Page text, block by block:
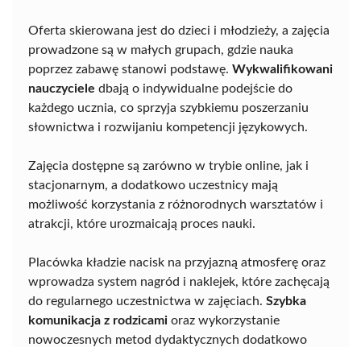
Oferta skierowana jest do dzieci i młodzieży, a zajęcia
prowadzone są w małych grupach, gdzie nauka
poprzez zabawę stanowi podstawę. Wykwalifikowani
nauczyciele dbają o indywidualne podejście do
każdego ucznia, co sprzyja szybkiemu poszerzaniu
słownictwa i rozwijaniu kompetencji językowych.
Zajęcia dostępne są zarówno w trybie online, jak i
stacjonarnym, a dodatkowo uczestnicy mają
możliwość korzystania z różnorodnych warsztatów i
atrakcji, które urozmaicają proces nauki.
Placówka kładzie nacisk na przyjazną atmosferę oraz
wprowadza system nagród i naklejek, które zachęcają
do regularnego uczestnictwa w zajęciach. Szybka
komunikacja z rodzicami oraz wykorzystanie
nowoczesnych metod dydaktycznych dodatkowo